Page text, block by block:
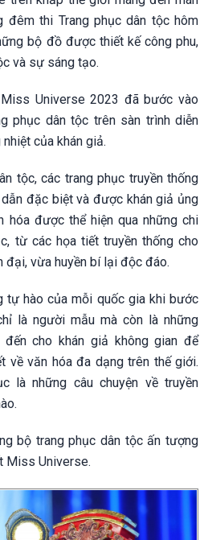
đêm thi Trang phục dân tộc hôm
bộ đồ được thiết kế công phu,
và sự sáng tạo.
Universe 2023 đã bước vào
phục dân tộc trên sàn trình diễn
của khán giả.
tộc, các trang phục truyền thống
đặc biệt và được khán giả ủng
hóa được thể hiện qua những chi
từ các họa tiết truyền thống cho
đại, vừa huyền bí lại độc đáo.
tự hào của mỗi quốc gia khi bước
là người mẫu mà còn là những
cho khán giả không gian để
về văn hóa đa dạng trên thế giới.
là những câu chuyện về truyền
bộ trang phục dân tộc ấn tượng
Miss Universe.